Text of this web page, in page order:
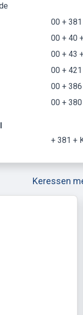
00 +
00 + 40
00 + 43
00 +
00 +
00 +
+ 381 +
Keressen